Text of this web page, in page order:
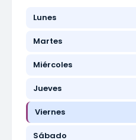
Lunes
Martes
Miércoles
Jueves
Viernes
Sábado